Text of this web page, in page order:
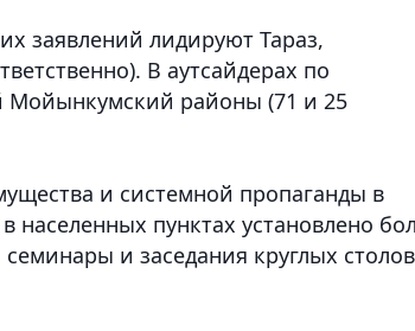
заявлений лидируют Тараз,
В аутсайдерах по
Мойынкумский районы (71 и 25
и системной пропаганды в
пунктах установлено
и заседания круглых